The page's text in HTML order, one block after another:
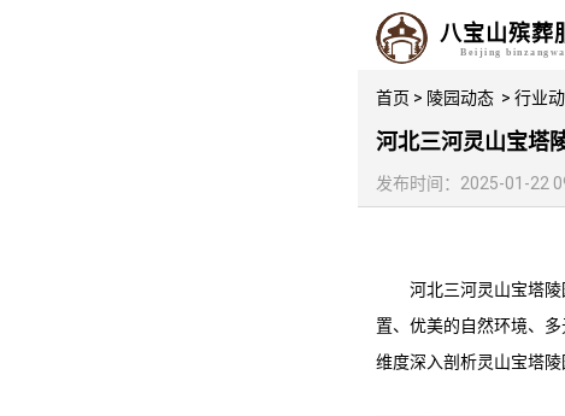
八宝山殡葬
Beijing
首页 > 陵园动态 > 行业
河北三河灵山宝塔
发布时间：2025-01-22
河北三河灵山宝塔陵
置、优美的自然环境、
维度深入剖析灵山宝塔陵